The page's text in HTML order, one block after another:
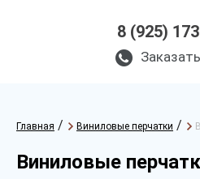
8 (925)
Главная / Виниловые перчатки /
Виниловые